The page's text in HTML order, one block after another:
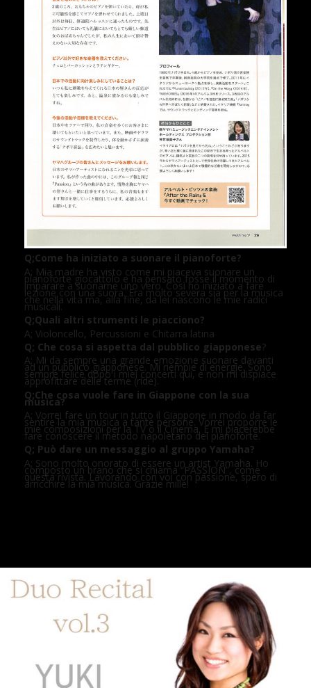
Q;Come ha iniziato a suonare il pianoforte?
A; Mia madre ha visto come mi piaceva suonare un
pianoforte giocattolo e ha pensato fosse il momento di
imparare a suonarne uno vero. Così ho iniziato a fare
lezione con una suora. Era molto severa sia per la musica
che nella vita ma, alla fine, da lei nascono le mie radici
musicali.
Q;Quali altri strumenti le piacciono?
A; Violoncello, Percussioni e Chitarra latina
Q; Che cosa si aspetta dal pubblico giapponese?
A; Mi da sempre una grande emozione suonare davanti
ad un pubblico giapponese. Mi riempie di energie. Sono
sempre felice dopo i miei concerti qui, e non mi dispiace
approfittare delle terme (ride).
Q;Che cosa vuole fare in Giappone con la sua
musica?
A; Vorrei fare un tour in tutto il Giappone in modo da far
sentire la mia musica a tante persone. Vorrei proporre le
mie composizioni per la TV o il Cinema. E mi piacerebbe
fare conoscere il metodo napoletano del pianoforte.
Q; Può dare un messaggio al gruppo Yamaha?
A; Sono molto onorato di essere un artist Yamaha. Ho
composto un brano che si chiama “PASSION”, come
questa rivista. Lavorando con voi con passione, spero di
arricchire la mia musica. Grazie mille!